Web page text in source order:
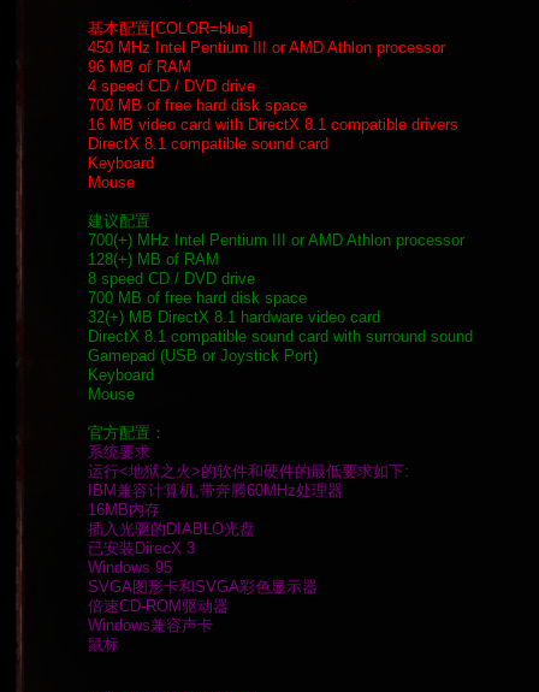
基本配置[COLOR=blue]
450 MHz Intel Pentium III or AMD Athlon processor
96 MB of RAM
4 speed CD / DVD drive
700 MB of free hard disk space
16 MB video card with DirectX 8.1 compatible drivers
DirectX 8.1 compatible sound card
Keyboard
Mouse
建议配置
700(+) MHz Intel Pentium III or AMD Athlon processor
128(+) MB of RAM
8 speed CD / DVD drive
700 MB of free hard disk space
32(+) MB DirectX 8.1 hardware video card
DirectX 8.1 compatible sound card with surround sound
Gamepad (USB or Joystick Port)
Keyboard
Mouse
官方配置：
系统要求
运行<地狱之火>的软件和硬件的最低要求如下:
IBM兼容计算机,带奔腾60MHz处理器
16MB内存
插入光驱的DIABLO光盘
已安装DirecX 3
Windows 95
SVGA图形卡和SVGA彩色显示器
倍速CD-ROM驱动器
Windows兼容声卡
鼠标